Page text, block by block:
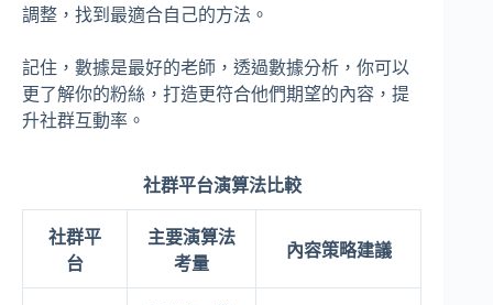
調整，找到最適合自己的方法。
記住，數據是最好的老師，透過數據分析，你可以
更了解你的粉絲，打造更符合他們期望的內容，提
升社群互動率。
社群平台演算法比較
社群平
台
主要演算法
考量
內容策略建議